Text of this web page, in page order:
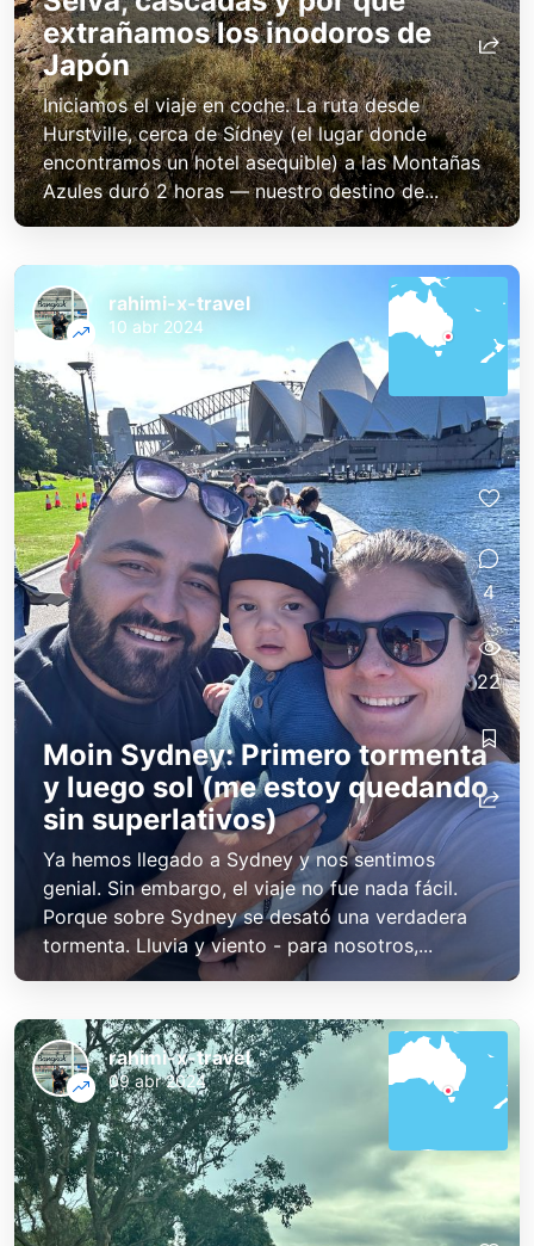
extrañamos los inodoros de
Japón
Iniciamos el viaje en coche. La ruta desde
Hurstville, cerca de Sídney (el lugar donde
encontramos un hotel asequible) a las Montañas
Azules duró 2 horas — nuestro destino de...
Moin Sydney: Primero tormenta
y luego sol (me estoy quedando
sin superlativos)
Ya hemos llegado a Sydney y nos sentimos
genial. Sin embargo, el viaje no fue nada fácil.
Porque sobre Sydney se desató una verdadera
tormenta. Lluvia y viento - para nosotros,...
rahimi-x-travel
10 abr 2024
4
22
rahimi-x-travel
09 abr 2024